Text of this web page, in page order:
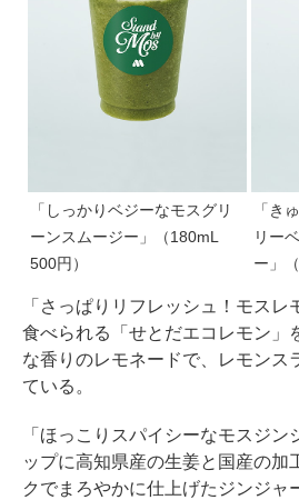
「しっかりベジーなモスグリ
ーンスムージー」（180mL
500円）
「き
リー
ー」
「さっぱりリフレッシュ！モス
食べられる「せとだエコレモン」
な香りのレモネードで、レモンス
ている。
「ほっこりスパイシーなモスジン
ップに高知県産の生姜と国産の加
クでまろやかに仕上げたジンジャ